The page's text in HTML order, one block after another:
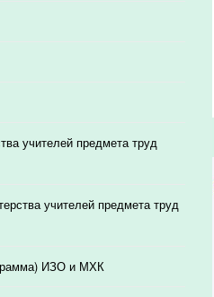
учителей предмета труд
учителей предмета труд
ИЗО и МХК